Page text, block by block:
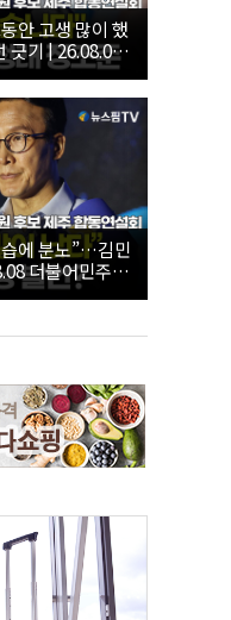
원 후보 제주 합
에 분노”…김민
더불어민주당
동연설회